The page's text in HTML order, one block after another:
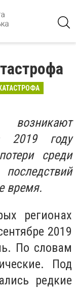
КАТАСТРОФА
2019 году
среди
время.
регионах
2019
По словам
Под
редкие